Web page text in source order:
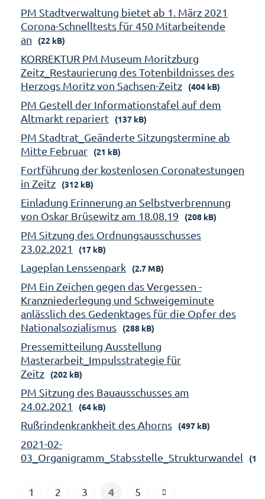
PM Stadtverwaltung bietet ab 1. März 2021
Corona-Schnelltests für 450 Mitarbeitende
an
(22 kB)
KORREKTUR PM Museum Moritzburg
Zeitz_Restaurierung des Totenbildnisses des
Herzogs Moritz von Sachsen-Zeitz
(404 kB)
PM Gestell der Informationstafel auf dem
Altmarkt repariert
(137 kB)
PM Stadtrat_Geänderte Sitzungstermine ab
Mitte Februar
(21 kB)
Fortführung der kostenlosen Coronatestungen
in Zeitz
(312 kB)
Einladung Erinnerung an Selbstverbrennung
von Oskar Brüsewitz am 18.08.19
(208 kB)
PM Sitzung des Ordnungsausschusses
23.02.2021
(17 kB)
Lageplan Lenssenpark (2.7 MB)
PM Ein Zeichen gegen das Vergessen -
Kranzniederlegung und Schweigeminute
anlässlich des Gedenktages für die Opfer des
Nationalsozialismus
(288 kB)
Pressemitteilung Ausstellung
Masterarbeit_Impulsstrategie für
Zeitz
(202 kB)
PM Sitzung des Bauausschusses am
24.02.2021
(64 kB)
Rußrindenkrankheit des Ahorns (497 kB)
2021-02-
03_Organigramm_Stabsstelle_Strukturwandel
1 2 3 4 5